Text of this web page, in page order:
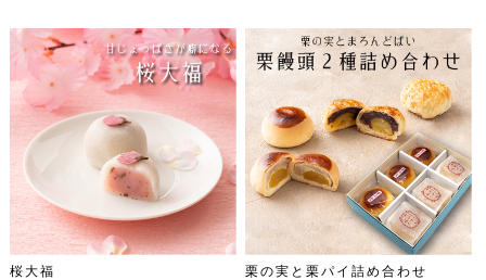
桜大福 栗の実と栗パイ詰め合わせ